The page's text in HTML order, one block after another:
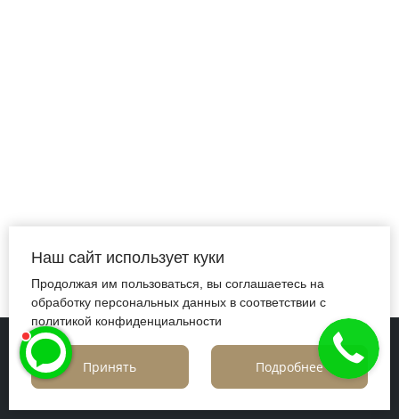
© 2026 | Ювелирный клуб La Nordica
Политика конфиденциальности
Политика в отношении файлов cookie
Наш сайт использует куки
Продолжая им пользоваться, вы соглашаетесь на
обработку персональных данных в соответствии с
политикой конфиденциальности
Принять Подробнее